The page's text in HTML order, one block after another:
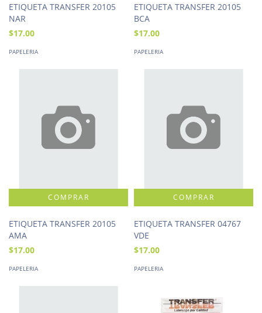
ETIQUETA TRANSFER 20105
NAR
$17.00
PAPELERIA
ETIQUETA TRANSFER 20105
BCA
$17.00
PAPELERIA
ETIQUETA TRANSFER 20105
AMA
$17.00
PAPELERIA
ETIQUETA TRANSFER 04767
VDE
$17.00
PAPELERIA